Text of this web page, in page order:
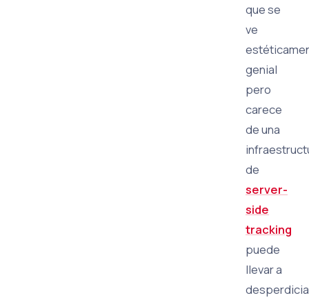
que se
ve
genial
pero
carece
de una
de
server-
side
tracking
puede
llevar a